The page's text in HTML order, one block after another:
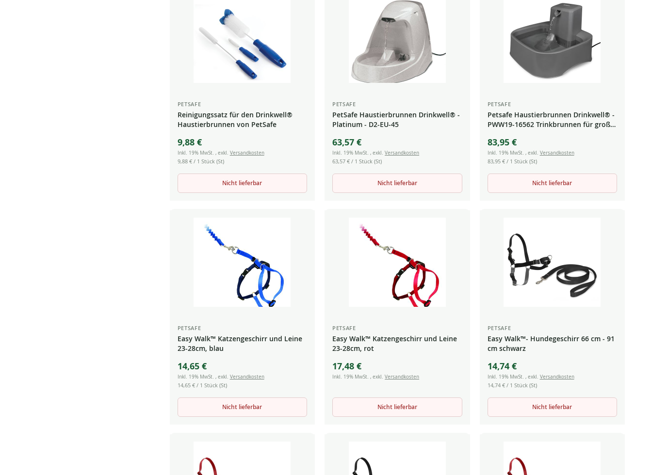
PETSAFE
Reinigungssatz für den Drinkwell®
Haustierbrunnen von PetSafe
9,88 €
Inkl. 19% MwSt. , exkl. Versandkosten
9,88 €/ 1 Stück (St)
Nicht lieferbar
PETSAFE
PetSafe Haustierbrunnen Drinkwell® -
Platinum - D2-EU-45
63,57 €
Inkl. 19% MwSt.,exkl.Versandkosten
63,57 € / 1 Stück (St)
Nicht lieferbar
PETSAFE
Petsafe Haustierbrunnen Drinkwell® -
PWW19-16562 Trinkbrunnen für große
83,95 €
Inkl. 19% MwSt. , exkl. Versandkosten
83,95 €/ 1 Stück (St)
Nicht lieferbar
PETSAFE
Easy Walk™ Katzengeschirr und Leine
23-28cm, blau
14,65 €
Inkl. 19% MwSt. , exkl. Versandkosten
14,65 €/ 1 Stück (St)
Nicht lieferbar
PETSAFE
Easy Walk™ Katzengeschirr und Leine
23-28cm, rot
17,48 €
Inkl. 19% MwSt.,exkl.Versandkosten
Nicht lieferbar
PETSAFE
Easy Walk™- Hundegeschirr 66 cm - 91
cm schwarz
14,74 €
Inkl. 19% MwSt. , exkl. Versandkosten
14,74 €/ 1 Stück (St)
Nicht lieferbar